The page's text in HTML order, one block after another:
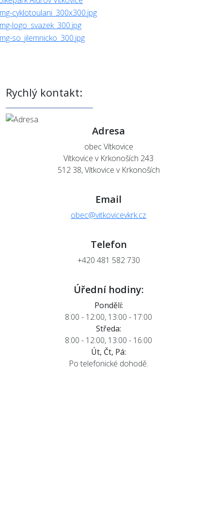
Rychlý kontakt:
Adresa
obec Vítkovice
Vítkovice v Krkonoších 243
512 38, Vítkovice v Krkonoších
Email
obec@vitkovicevkrk.cz
Telefon
+420 481 582 730
Úřední hodiny:
Pondělí:
8:00 - 12:00, 13:00 - 17:00
Středa:
8:00 - 12:00, 13:00 - 16:00
Út, Čt, Pá:
Po telefonické dohodě.